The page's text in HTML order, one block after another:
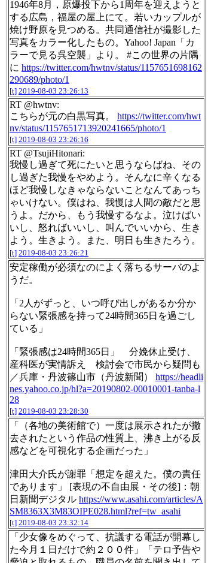
1946年8月，原爆投下から1周年を迎えようと
する広島，福屋の屋上にて。若いカップルが
焼け野原を見つめる。共同通信社が撮影した
写真をカラー化したもの。Yahoo! Japan「カ
ラーで見る呉空襲」より。 #この世界の片隅
に https://twitter.com/hwtnv/status/1157651698162
290689/photo/1
[t] 2019-08-03 23:26:13
RT @hwtnv:
こちらが元の白黒写真。 https://twitter.com/hwt
nv/status/1157651713920241665/photo/1
[t] 2019-08-03 23:26:16
RT @TsujiHitonari:
我慢し過ぎて死にたいと思うならばね、その
し過ぎた我慢をやめよう。そんなに辛くなる
ほど我慢しなきゃならないことなんてあっち
ゃいけない。僕はね、我慢は人間の敵だと思
うよ。だから、もう我慢するなよ。泣けばい
いし、怒ればいいし、叫んでいいから、生き
よう。生きよう。また、明日も生きたろう。
[t] 2019-08-03 23:26:21
安定稼働が必須なのによく落ちるサーバのよ
うだ。
「2人がずっと、いつ呼び出しがあるか分か
らない緊張感を持って24時間365日を過ごし
ている」
「緊張感は24時間365日」 分娩休止受け、
産科医が実情訴え 検討会で市民から疑問も
／兵庫・丹波篠山市（丹波新聞） https://headli
nes.yahoo.co.jp/hl?a=20190802-00010001-tanba-l
28
[t] 2019-08-03 23:28:30
「（各地の美術館で）一度は展示されたが撤
去されたという作品の性質上、沸き上がる反
感などを可視化する企画だった」
津田大介氏が謝罪「想定を超えた。僕の責任
であります」 [表現の不自由展・その後]：朝
日新聞デジタル https://www.asahi.com/articles/A
SM8363X3M83OIPE028.html?ref=tw_asahi
[t] 2019-08-03 23:32:14
「少女像をめぐって、抗議する電話が開幕し
た今月１日だけで約２００件」「テロ予告や